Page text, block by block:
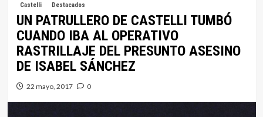
Castelli Destacados
UN PATRULLERO DE CASTELLI TUMBÓ
CUANDO IBA AL OPERATIVO
RASTRILLAJE DEL PRESUNTO ASESINO
DE ISABEL SÁNCHEZ
22 mayo, 2017 0